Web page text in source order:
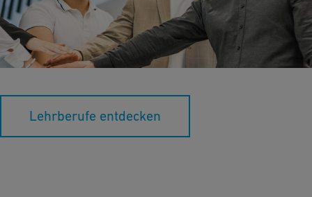
Entdecke unsere Standorte in der Schweiz, Deutschland und
Österreich und lerne all die spannenden Lehrberufe kennen, die
dich bei GF erwarten.
Lehrberufe entdecken